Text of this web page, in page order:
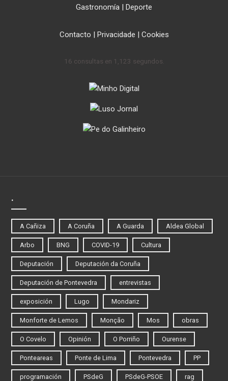
Gastronomía | Deporte
Contacto | Privacidade | Cookies
16 consultas en 1,123 segundos.
.
A Cañiza A Coruña A Guarda Aldea Global
Arbo BNG COVID-19 Cultura
Deputación Deputación da Coruña
Deputación de Pontevedra entrevistas
exposición Lugo Mondariz
Monforte de Lemos Monção Mos obras
O Covelo Opinión O Porriño Ourense
Ponteareas Ponte de Lima Pontevedra PP
programación PSdeG PSdeG-PSOE rag